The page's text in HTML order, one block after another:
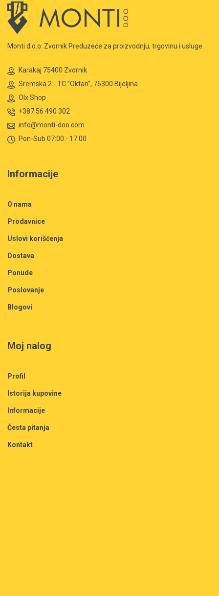
Monti d.o.o. Zvornik Preduzeće za proizvodnju, trgovinu i usluge.
Karakaj 75400 Zvornik
Sremska 2 - TC ”Oktan”, 76300 Bijeljina
Olx Shop
+387 56 490 302
info@monti-doo.com
Pon-Sub 07:00 - 17:00
Informacije
O nama
Prodavnice
Uslovi korišćenja
Dostava
Ponude
Poslovanje
Blogovi
Moj nalog
Profil
Istorija kupovine
Informacije
Česta pitanja
Kontakt